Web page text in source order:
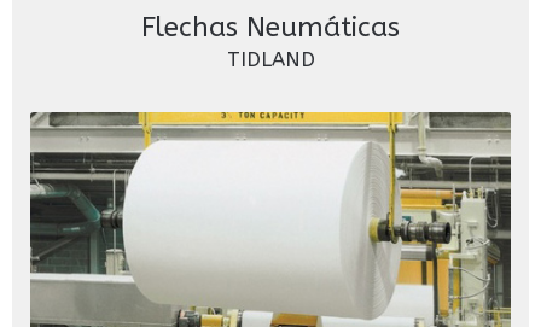
Flechas Neumáticas
TIDLAND